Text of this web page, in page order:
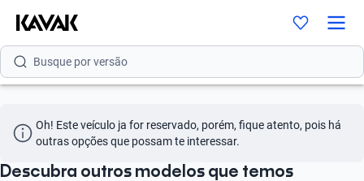
Busque por modelo
Busque por versão
Busque por marca
Busque por modelo
Oh! Este veículo ja for reservado, porém, fique atento, pois há
outras opções que possam te interessar.
Descubra outros modelos que temos